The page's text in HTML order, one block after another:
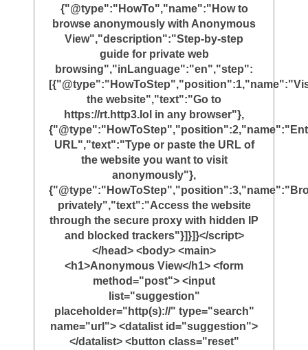
{"@type":"HowTo","name":"How to
browse anonymously with Anonymous
View","description":"Step-by-step
guide for private web
browsing","inLanguage":"en","step":
the website","text":"Go to
https://rt.http3.lol in any browser"},
URL","text":"Type or paste the URL of
the website you want to visit
anonymously"},
privately","text":"Access the website
through the secure proxy with hidden IP
and blocked trackers"}]}]}</script>
</head> <body> <main>
<h1>Anonymous View</h1> <form
method="post"> <input
list="suggestion"
placeholder="http(s)://" type="search"
name="url"> <datalist id="suggestion">
</datalist> <button class="reset"